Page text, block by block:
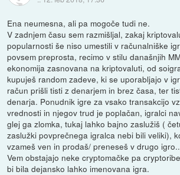
Ena neumesna, ali pa mogoče tudi ne.
V zadnjem času sem razmišljal, zakaj
popularnosti še niso umestili v računalniške
povsem preprosta, recimo v stilu današnjih
ekonomija zasnovana na kriptovaluti, od
kupuješ random zadeve, ki se uporabljajo v
račun prišli tisti z denarjem in brez časa, ter
denarja. Ponudnik igre za vsako transakcijo
vrednosti in njegov trud je poplačan, igralci
glej ga zlomka, tukaj lahko bajno zaslužiš (
zaslužki povprečnega igralca nebi bili veliki),
vzameš ven in prodaš/ preneseš v drugo
Vem obstajajo neke cryptomačke pa
bi bila dejansko lahko imenovana igra.